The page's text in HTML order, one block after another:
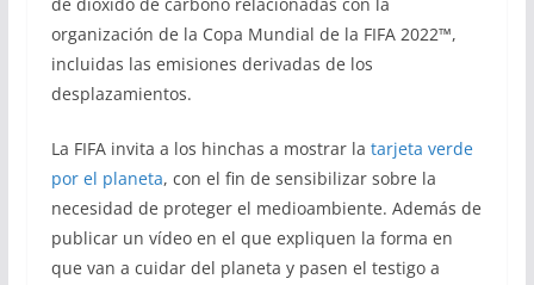
organización de la Copa Mundial de la FIFA 2022™,
incluidas las emisiones derivadas de los
desplazamientos.
La FIFA invita a los hinchas a mostrar la tarjeta verde
por el planeta, con el fin de sensibilizar sobre la
necesidad de proteger el medioambiente. Además de
publicar un vídeo en el que expliquen la forma en
que van a cuidar del planeta y pasen el testigo a